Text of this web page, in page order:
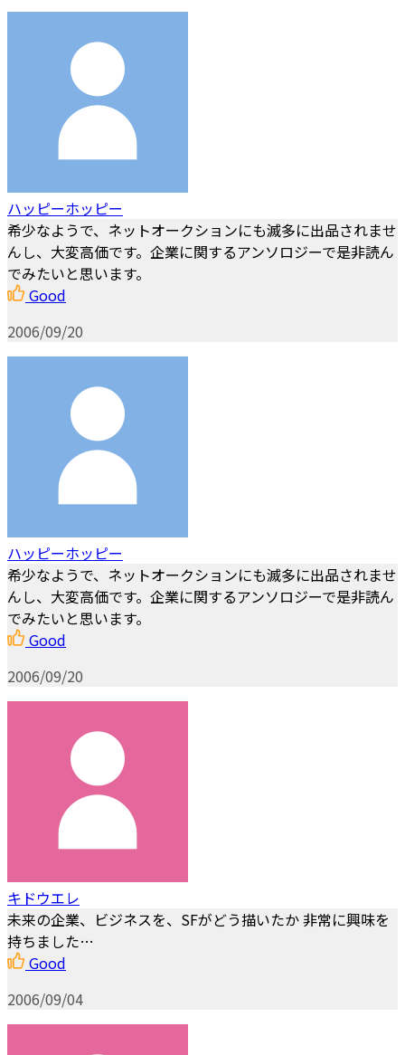
ハッピーホッピー
希少なようで、ネットオークションにも滅多に出品されませ
んし、大変高価です。企業に関するアンソロジーで是非読ん
でみたいと思います。
Good
2006/09/20
ハッピーホッピー
希少なようで、ネットオークションにも滅多に出品されませ
んし、大変高価です。企業に関するアンソロジーで是非読ん
でみたいと思います。
Good
2006/09/20
キドウエレ
未来の企業、ビジネスを、SFがどう描いたか 非常に興味を
持ちました…
Good
2006/09/04